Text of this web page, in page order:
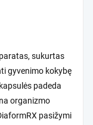
sukurtas
gyvenimo kokybę
padeda
organizmo
pasižymi